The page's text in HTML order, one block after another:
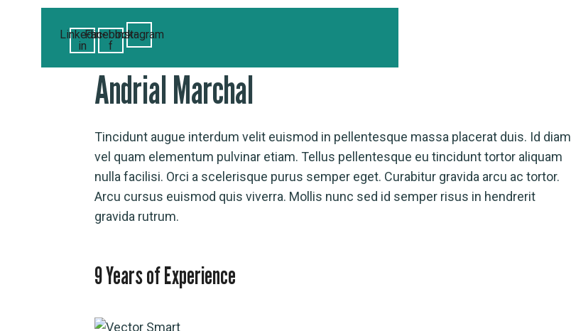
Linkedin-
in
Facebook-
f
Instagram
Andrial Marchal
Tincidunt augue interdum velit euismod in pellentesque massa placerat duis. Id diam
vel quam elementum pulvinar etiam. Tellus pellentesque eu tincidunt tortor aliquam
nulla facilisi. Orci a scelerisque purus semper eget. Curabitur gravida arcu ac tortor.
Arcu cursus euismod quis viverra. Mollis nunc sed id semper risus in hendrerit
gravida rutrum.
9 Years of Experience